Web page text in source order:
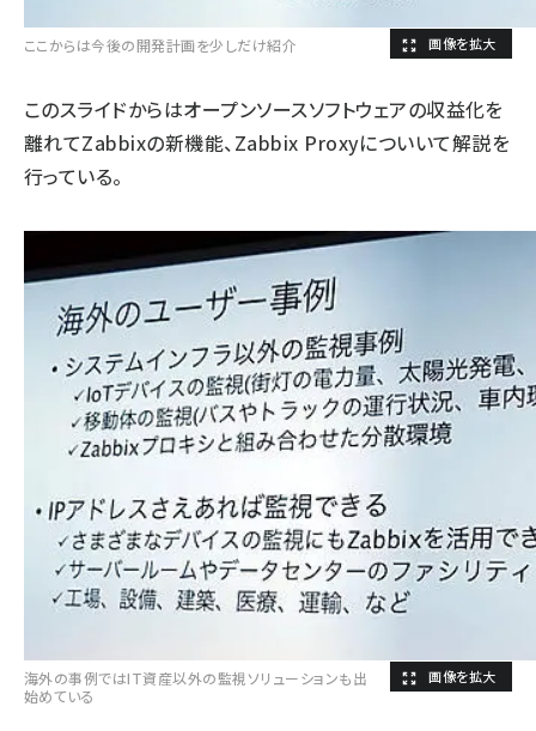
ここからは今後の開発計画を少しだけ紹介
このスライドからはオープンソースソフトウェアの収益化を
離れてZabbixの新機能、Zabbix Proxyについいて解説を
行っている。
海外の事例ではIT資産以外の監視ソリューションも出
始めている